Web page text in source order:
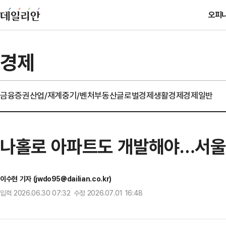
오피
경제
금융증권산업/재계중기/벤처부동산글로벌경제생활경제경제일반
나홀로 아파트도 개발해야…서
이수현 기자 (jwdo95@dailian.co.kr)
입력 2026.06.30 07:32 수정 2026.07.01 16:48